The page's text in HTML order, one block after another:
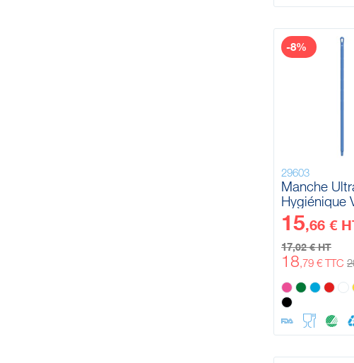
29603
Manche
Hygiénique
Ø32 mm,
15,66 €
17,02 € HT
18,79 € TTC
-8%